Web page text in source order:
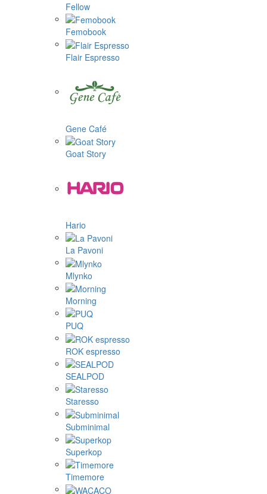
Fellow
Femobook
Flair Espresso
Gene Café
Goat Story
Hario
La Pavoni
Mlynko
Morning
PUQ
ROK espresso
SEALPOD
Staresso
Subminimal
Superkop
Timemore